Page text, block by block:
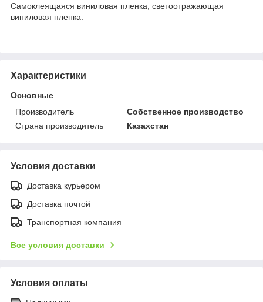
Самоклеящаяся виниловая пленка; светоотражающая
виниловая пленка.
Характеристики
Основные
Производитель
Собственное производство
Страна производитель
Казахстан
Условия доставки
Доставка курьером
Доставка почтой
Транспортная компания
Все условия доставки
Условия оплаты